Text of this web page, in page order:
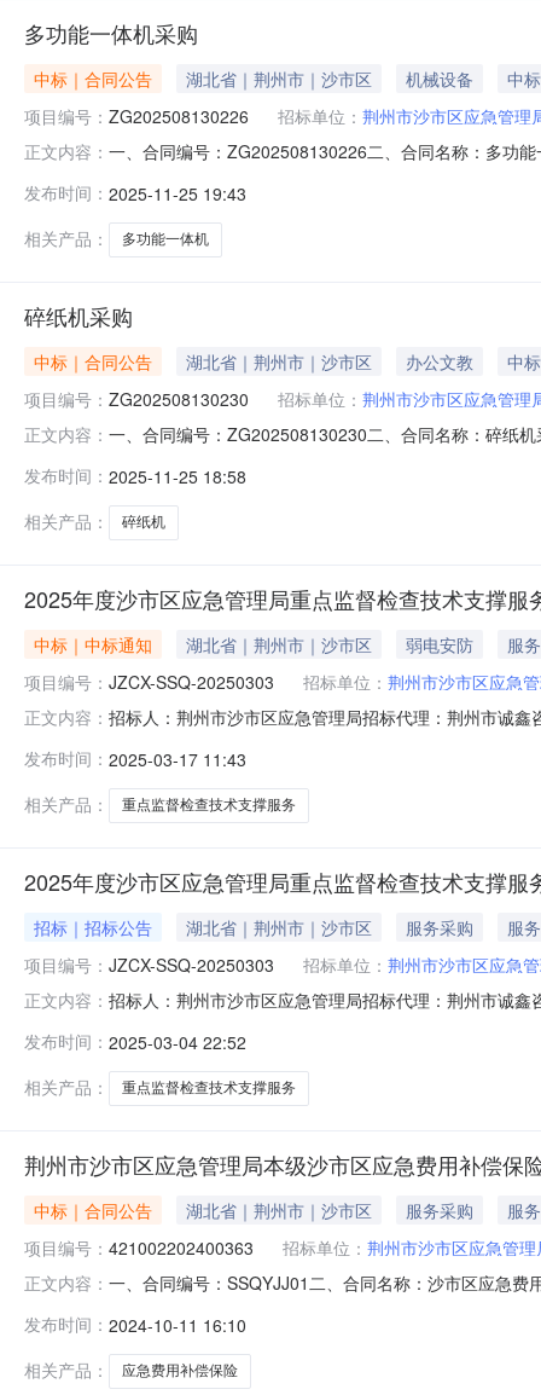
多功能一体机采购
中标｜合同公告 湖北省｜荆州市｜沙市区 机械设备
中
项目编号： ZG202508130226 招标单位： 荆州市沙市区应急管理
正文内容： 一、合同编号：ZG202508130226二、合同名称：多功
式：15171195118六、合同主要信息主要标的名称：多
发布时间： 2025-11-25 19:43
相关产品：
多功能一体机
碎纸机采购
中标｜合同公告 湖北省｜荆州市｜沙市区 办公文教
中
项目编号： ZG202508130230 招标单位： 荆州市沙市区应急管理
正文内容： 一、合同编号：ZG202508130230二、合同名称：碎纸
15171195118六、合同主要信息主要标的名称：碎纸机
发布时间： 2025-11-25 18:58
相关产品：
碎纸机
2025年度沙市区应急管理局重点监督检查技术支撑服
中标｜中标通知 湖北省｜荆州市｜沙市区 弱电安防
服务
项目编号： JZCX-SSQ-20250303 招标单位： 荆州市沙市区应急
正文内容： 招标人：荆州市沙市区应急管理局招标代理：荆州市诚
元）成交范围：根据沙市区应急管理局2025年度安全生
发布时间： 2025-03-17 11:43
相关产品：
重点监督检查技术支撑服务
2025年度沙市区应急管理局重点监督检查技术支撑服
招标｜招标公告 湖北省｜荆州市｜沙市区 服务采购
服务
项目编号： JZCX-SSQ-20250303 招标单位： 荆州市沙市区应急
正文内容： 招标人：荆州市沙市区应急管理局招标代理：荆州市诚
项目名称：2025年度沙市区应急管理局重点监督检查技
发布时间： 2025-03-04 22:52
相关产品：
重点监督检查技术支撑服务
荆州市沙市区应急管理局本级沙市区应急费用补偿保
中标｜合同公告 湖北省｜荆州市｜沙市区 服务采购
服务
项目编号： 421002202400363 招标单位： 荆州市沙市区应急管理
正文内容： 一、合同编号：SSQYJJ01二、合同名称：沙市区应急
地址：荆州区6、联系方式：13377993999六、合同主
发布时间： 2024-10-11 16:10
相关产品：
应急费用补偿保险